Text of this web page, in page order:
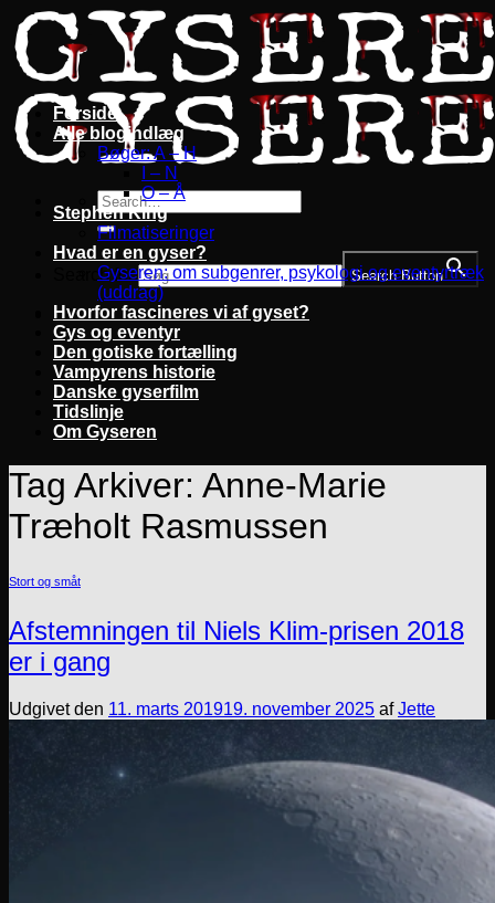
Fortsæt
til
indhold
Search for: Search Button
Forside
Alle blogindlæg
Bøger: A – H
I – N
O – Å
Stephen King
Filmatiseringer
Hvad er en gyser?
Gyseren: om subgenrer, psykologi og eventyrtræk
(uddrag)
Hvorfor fascineres vi af gyset?
Gys og eventyr
Den gotiske fortælling
Vampyrens historie
Danske gyserfilm
Tidslinje
Om Gyseren
Tag Arkiver: Anne-Marie
Træholt Rasmussen
Stort og småt
Afstemningen til Niels Klim-prisen 2018
er i gang
Udgivet den 11. marts 201919. november 2025 afJette